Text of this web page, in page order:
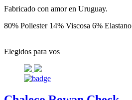
Fabricado con amor en Uruguay.
80% Poliester 14% Viscosa 6% Elastano
Elegidos para vos